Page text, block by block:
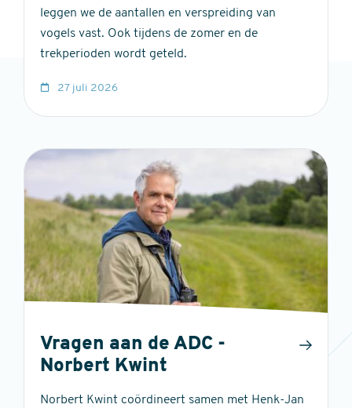
leggen we de aantallen en verspreiding van
vogels vast. Ook tijdens de zomer en de
trekperioden wordt geteld.
27 juli 2026
Vragen aan de ADC -
Norbert Kwint
Norbert Kwint coördineert samen met Henk-Jan